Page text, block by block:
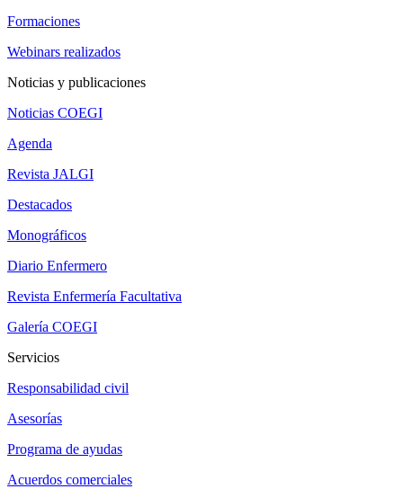
Formaciones
Webinars realizados
Noticias y publicaciones
Noticias COEGI
Agenda
Revista JALGI
Destacados
Monográficos
Diario Enfermero
Revista Enfermería Facultativa
Galería COEGI
Servicios
Responsabilidad civil
Asesorías
Programa de ayudas
Acuerdos comerciales